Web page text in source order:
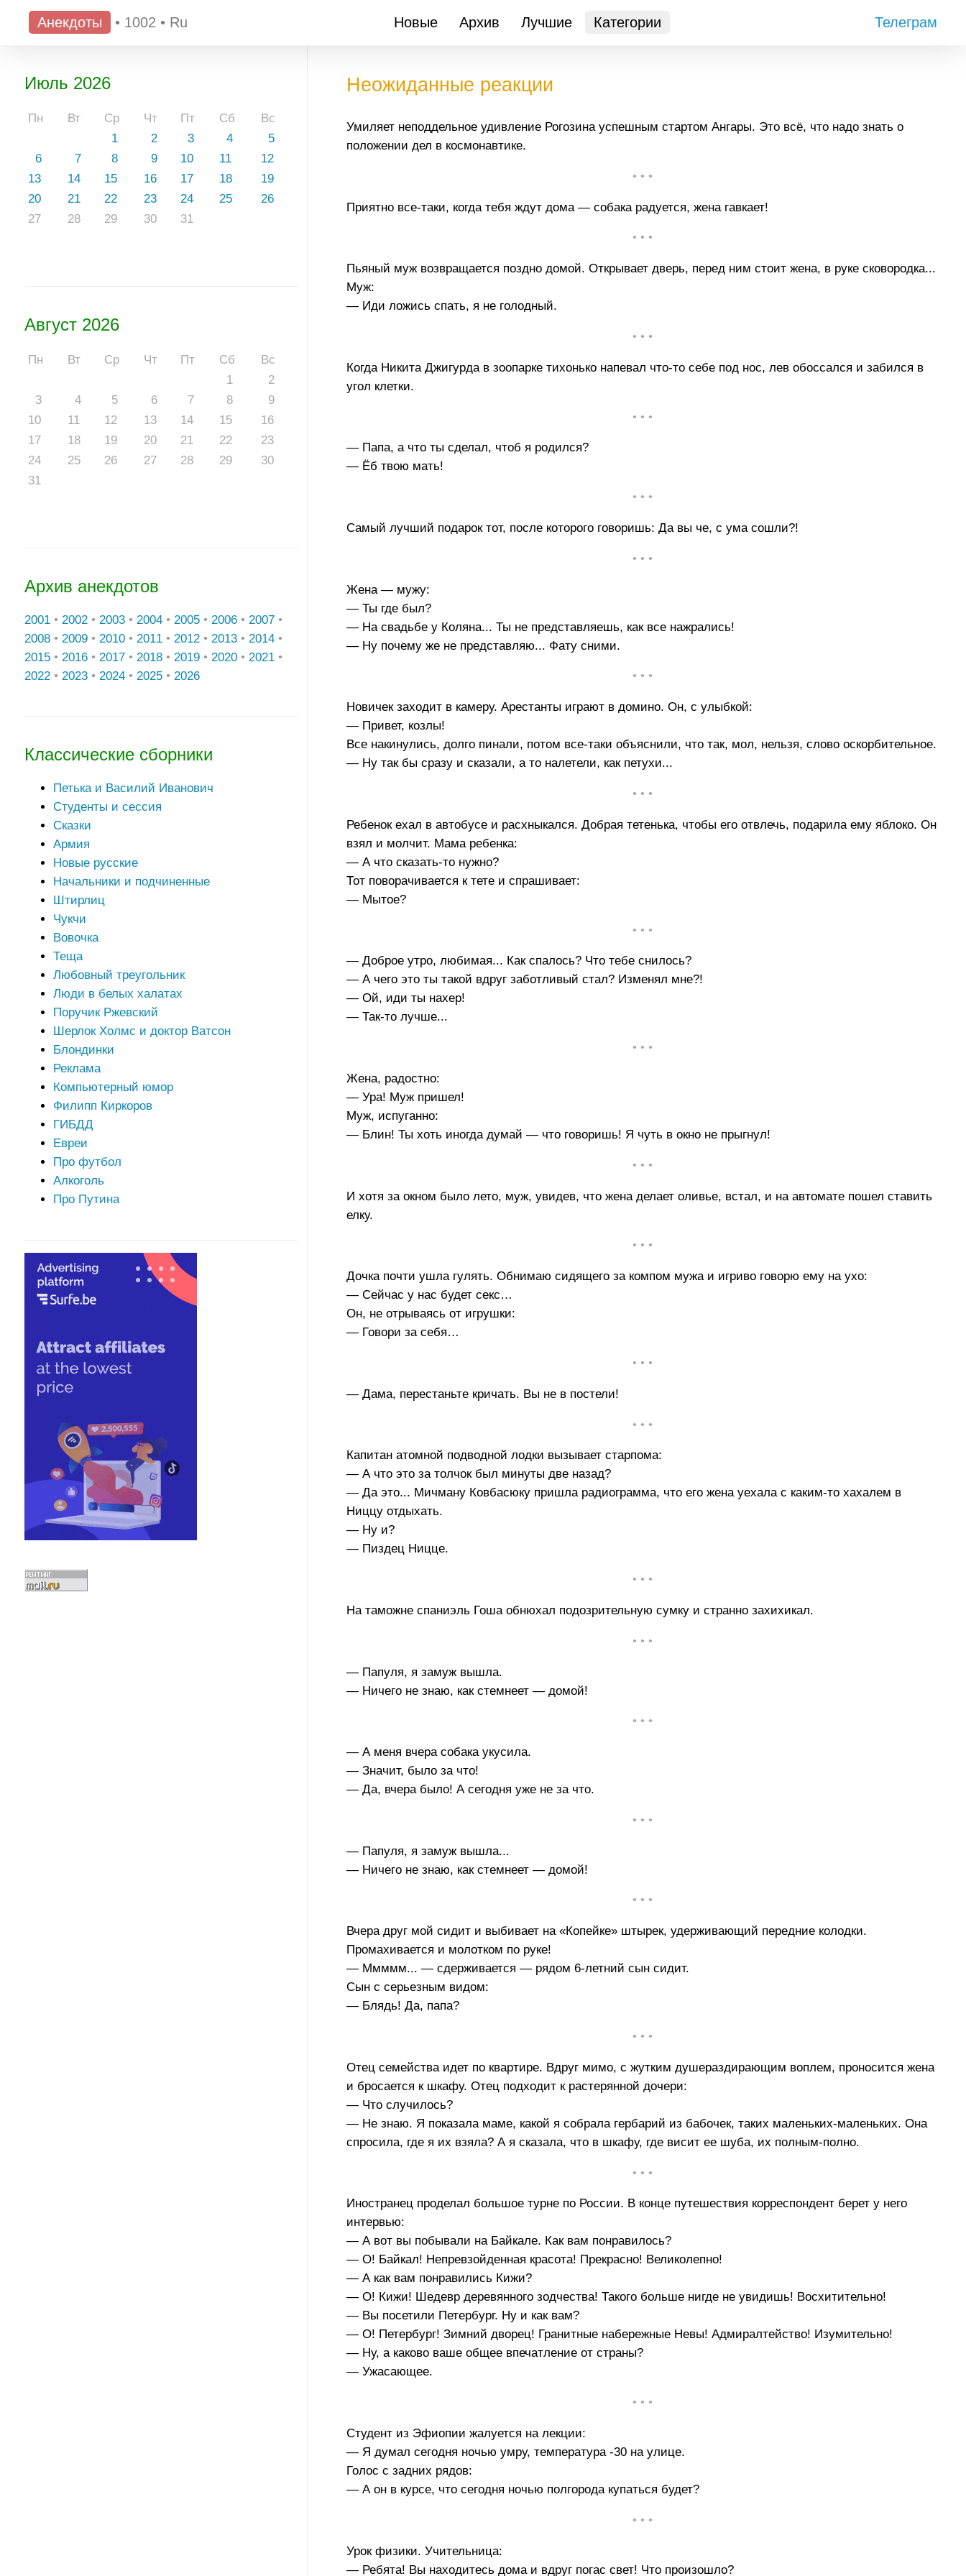
Анекдоты • 1002 • Ru Новые Архив Лучшие Категории Телеграм
Июль 2026
Пн Вт Ср Чт Пт Сб
Вс
1
2 3 4
5
6
7 8 9 10 11
12
13
14 15 16 17 18
19
20
21 22 23 24 25
26
27
28 29 30 31
Август 2026
Пн Вт Ср Чт Пт Сб
Вс
1
2
3
4 5 6 7 8
9
10
11 12 13 14 15
16
17
18 19 20 21 22
23
24
25 26 27 28 29
30
31
Архив анекдотов
2001 • 2002 • 2003 • 2004 • 2005 • 2006 • 2007 •
2008 • 2009 • 2010 • 2011 • 2012 • 2013 • 2014 •
2015 • 2016 • 2017 • 2018 • 2019 • 2020 • 2021 •
2022 • 2023 • 2024 • 2025 • 2026
Классические сборники
Петька и Василий Иванович
Студенты и сессия
Сказки
Армия
Новые русские
Начальники и подчиненные
Штирлиц
Чукчи
Вовочка
Теща
Любовный треугольник
Люди в белых халатах
Поручик Ржевский
Шерлок Холмс и доктор Ватсон
Блондинки
Реклама
Компьютерный юмор
Филипп Киркоров
ГИБДД
Евреи
Про футбол
Алкоголь
Про Путина
Неожиданные реакции
Умиляет неподдельное удивление Рогозина успешным стартом Ангары. Это всё, что надо знать о
положении дел в космонавтике.
• • •
Приятно все-таки, когда тебя ждут дома — собака радуется, жена гавкает!
• • •
Пьяный муж возвращается поздно домой. Открывает дверь, перед ним стоит жена, в руке сковородка...
Муж:
— Иди ложись спать, я не голодный.
• • •
Когда Никита Джигурда в зоопарке тихонько напевал что-то себе под нос, лев обоссался и забился в
угол клетки.
• • •
— Папа, а что ты сделал, чтоб я родился?
— Ёб твою мать!
• • •
Самый лучший подарок тот, после которого говоришь: Да вы че, с ума сошли?!
• • •
Жена — мужу:
— Ты где был?
— На свадьбе у Коляна... Ты не представляешь, как все нажрались!
— Ну почему же не представляю... Фату сними.
• • •
Новичек заходит в камеру. Арестанты играют в домино. Он, с улыбкой:
— Привет, козлы!
Все накинулись, долго пинали, потом все-таки объяснили, что так, мол, нельзя, слово оскорбительное.
— Ну так бы сразу и сказали, а то налетели, как петухи...
• • •
Ребенок ехал в автобусе и расхныкался. Добрая тетенька, чтобы его отвлечь, подарила ему яблоко. Он
взял и молчит. Мама ребенка:
— А что сказать-то нужно?
Тот поворачивается к тете и спрашивает:
— Мытое?
• • •
— Доброе утро, любимая... Как спалось? Что тебе снилось?
— А чего это ты такой вдруг заботливый стал? Изменял мне?!
— Ой, иди ты нахер!
— Так-то лучше...
• • •
Жена, радостно:
— Ура! Муж пришел!
Муж, испуганно:
— Блин! Ты хоть иногда думай — что говоришь! Я чуть в окно не прыгнул!
• • •
И хотя за окном было лето, муж, увидев, что жена делает оливье, встал, и на автомате пошел ставить
елку.
• • •
Дочка почти ушла гулять. Обнимаю сидящего за компом мужа и игриво говорю ему на ухо:
— Сейчас у нас будет секс…
Он, не отрываясь от игрушки:
— Говори за себя…
• • •
— Дама, перестаньте кричать. Вы не в постели!
• • •
Капитан атомной подводной лодки вызывает старпома:
— А что это за толчок был минуты две назад?
— Да это... Мичману Ковбасюку пришла радиограмма, что его жена уехала с каким-то хахалем в
Ниццу отдыхать.
— Ну и?
— Пиздец Ницце.
• • •
На таможне спаниэль Гоша обнюхал подозрительную сумку и странно захихикал.
• • •
— Папуля, я замуж вышла.
— Ничего не знаю, как стемнеет — домой!
• • •
— А меня вчера собака укусила.
— Значит, было за что!
— Да, вчера было! А сегодня уже не за что.
• • •
— Папуля, я замуж вышла...
— Ничего не знаю, как стемнеет — домой!
• • •
Вчера друг мой сидит и выбивает на «Копейке» штырек, удерживающий передние колодки.
Промахивается и молотком по руке!
— Ммммм... — сдерживается — рядом 6-летний сын сидит.
Сын с серьезным видом:
— Блядь! Да, папа?
• • •
Отец семейства идет по квартире. Вдруг мимо, с жутким душераздирающим воплем, проносится жена
и бросается к шкафу. Отец подходит к растерянной дочери:
— Что случилось?
— Не знаю. Я показала маме, какой я собрала гербарий из бабочек, таких маленьких-маленьких. Она
спросила, где я их взяла? А я сказала, что в шкафу, где висит ее шуба, их полным-полно.
• • •
Иностранец проделал большое турне по России. В конце путешествия корреспондент берет у него
интервью:
— А вот вы побывали на Байкале. Как вам понравилось?
— О! Байкал! Непревзойденная красота! Прекрасно! Великолепно!
— А как вам понравились Кижи?
— О! Кижи! Шедевр деревянного зодчества! Такого больше нигде не увидишь! Восхитительно!
— Вы посетили Петербург. Ну и как вам?
— О! Петербург! Зимний дворец! Гранитные набережные Невы! Адмиралтейство! Изумительно!
— Ну, а каково ваше общее впечатление от страны?
— Ужасающее.
• • •
Студент из Эфиопии жалуется на лекции:
— Я думал сегодня ночью умру, температура -30 на улице.
Голос с задних рядов:
— А он в курсе, что сегодня ночью полгорода купаться будет?
• • •
Урок физики. Учительница:
— Ребята! Вы находитесь дома и вдруг погас свет! Что произошло?